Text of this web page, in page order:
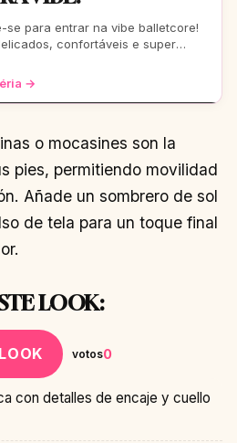
se para entrar na vibe balletcore!
confortáveis e super
é pa→
o mocasines son la
pies, permitiendo movilidad
Añade un sombrero de sol
de tela para un toque final
LOOK:
votos0
con detalles de encaje y cuello